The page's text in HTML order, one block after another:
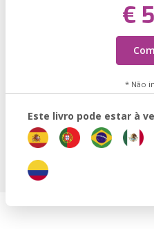
€
* Não
Este livro pode estar à